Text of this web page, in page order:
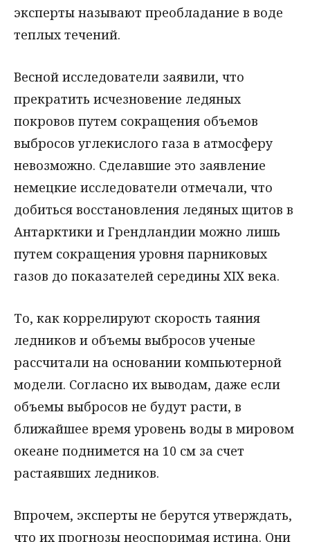
эксперты называют преобладание в воде
теплых течений.
Весной исследователи заявили, что
прекратить исчезновение ледяных
покровов путем сокращения объемов
выбросов углекислого газа в атмосферу
невозможно. Сделавшие это заявление
немецкие исследователи отмечали, что
добиться восстановления ледяных щитов в
Антарктики и Грендландии можно лишь
путем сокращения уровня парниковых
газов до показателей середины XIX века.
То, как коррелируют скорость таяния
ледников и объемы выбросов ученые
рассчитали на основании компьютерной
модели. Согласно их выводам, даже если
объемы выбросов не будут расти, в
ближайшее время уровень воды в мировом
океане поднимется на 10 см за счет
растаявших ледников.
Впрочем, эксперты не берутся утверждать,
что их прогнозы неоспоримая истина. Они